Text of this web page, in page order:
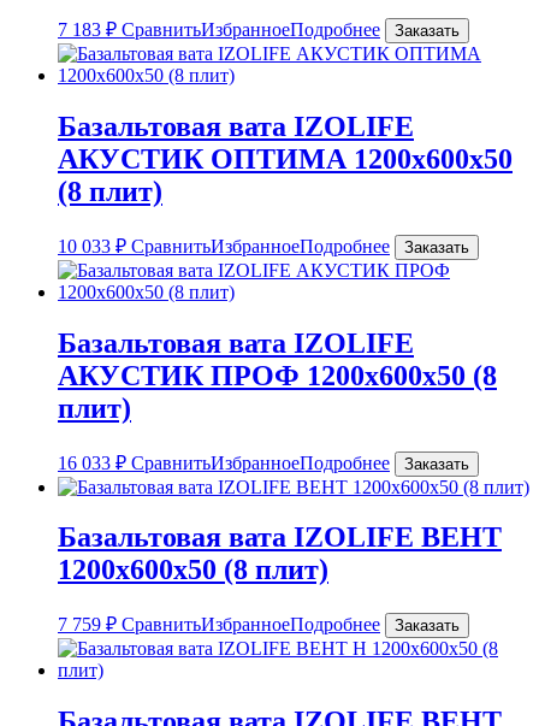
7 183 ₽ СравнитьИзбранноеПодробнее Заказать
Базальтовая вата IZOLIFE
АКУСТИК ОПТИМА 1200х600х50
(8 плит)
10 033 ₽ СравнитьИзбранноеПодробнее Заказать
Базальтовая вата IZOLIFE
АКУСТИК ПРОФ 1200х600х50 (8
плит)
16 033 ₽ СравнитьИзбранноеПодробнее Заказать
Базальтовая вата IZOLIFE ВЕНТ
1200х600х50 (8 плит)
7 759 ₽ СравнитьИзбранноеПодробнее Заказать